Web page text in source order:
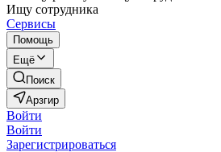
Ищу сотрудника
Сервисы
Помощь
Ещё
Поиск
Арзгир
Войти
Войти
Зарегистрироваться